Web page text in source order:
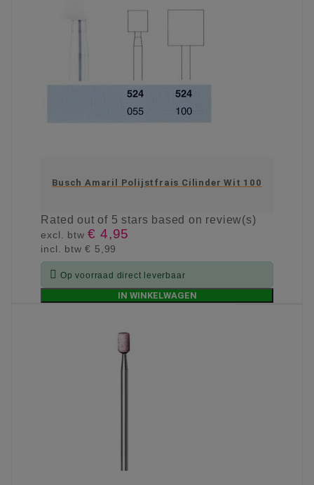
Busch Amaril Polijstfrais Cilinder Wit 100
Ratedout of 5 stars based on review(s)
excl. btw€ 4,95
incl. btw€ 5,99
 Op voorraad direct leverbaar
IN WINKELWAGEN